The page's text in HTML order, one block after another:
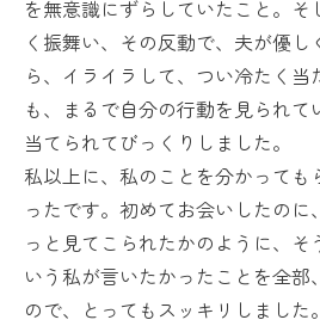
を無意識にずらしていたこと。そ
く振舞い、その反動で、夫が優し
ら、イライラして、つい冷たく当
も、まるで自分の行動を見られ
当てられてびっくりしました。
私以上に、私のことを分かっても
ったです。初めてお会いしたの
っと見てこられたかのように、そ
いう私が言いたかったことを全部
ので、とってもスッキリしました。